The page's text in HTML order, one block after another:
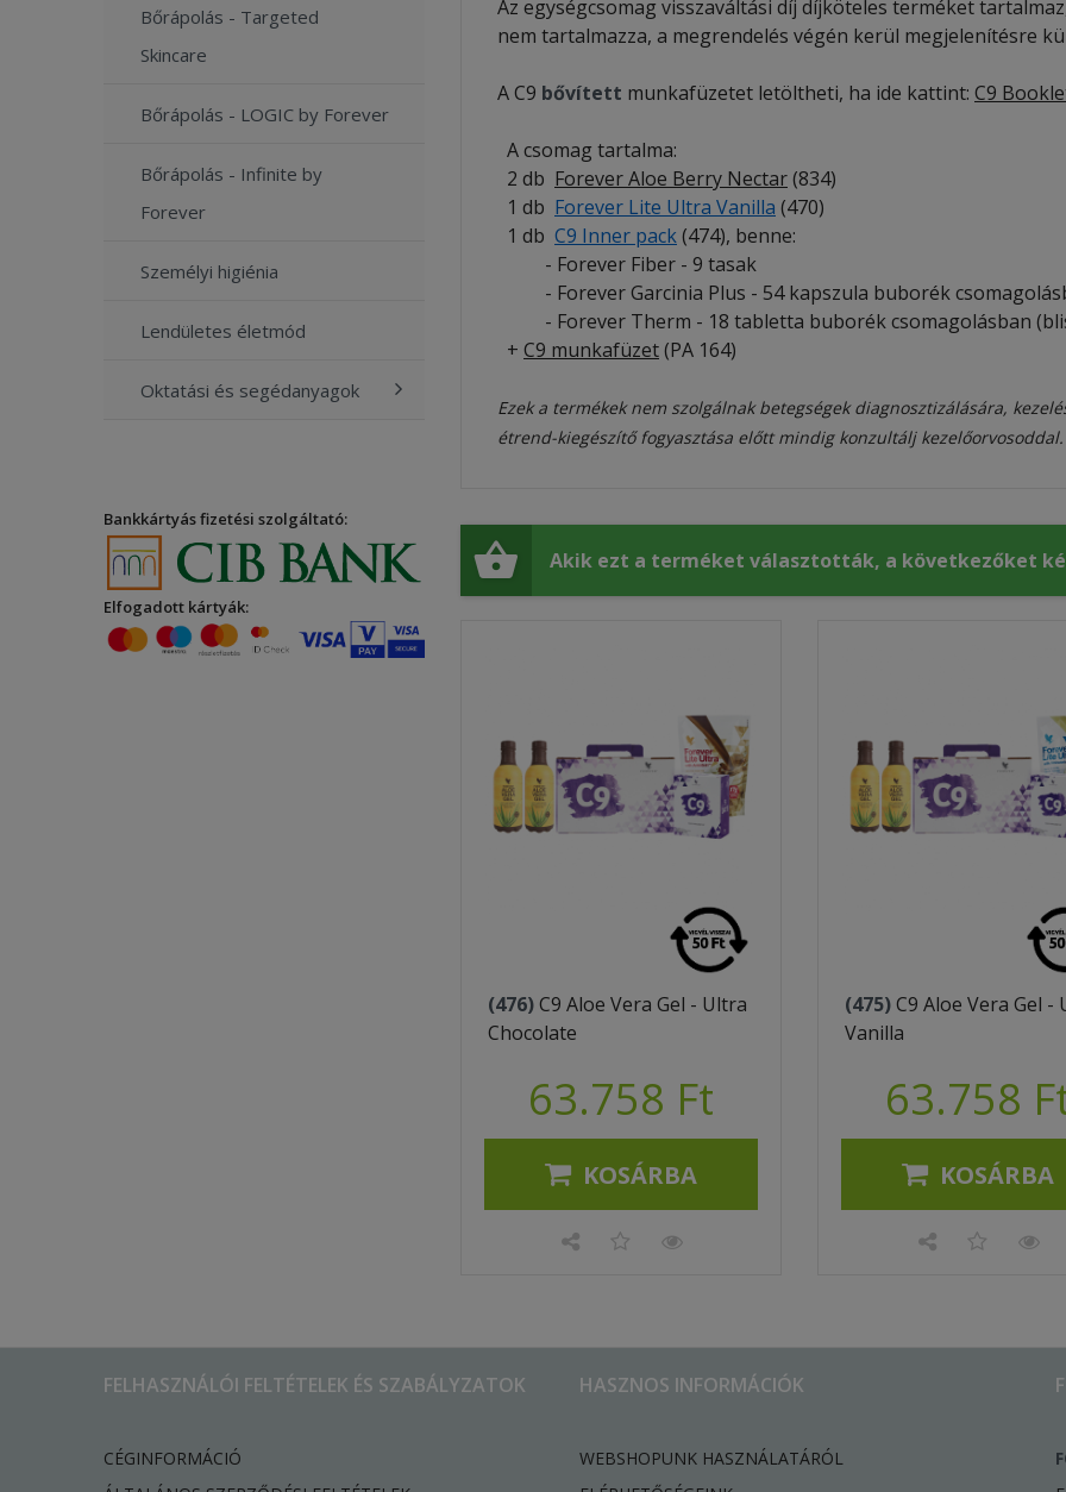
Bőrápolás - Targeted
Skincare
Bőrápolás - LOGIC by Forever
Bőrápolás - Infinite by
Forever
Személyi higiénia
Lendületes életmód
Oktatási és segédanyagok
Bankkártyás fizetési szolgáltató:
Elfogadott kártyák:
Az egységcsomag visszaváltási díj díjköteles terméket
nem tartalmazza, a megrendelés végén kerül megjelenítésre
A C9 bővített munkafüzetet letöltheti, ha ide kattint: C9
A csomag tartalma:
2 db Forever Aloe Berry Nectar(834)
1 db Forever Lite Ultra Vanilla (470)
1 db C9 Inner pack(474), benne:
- Forever Fiber - 9 tasak
- Forever Garcinia Plus - 54 kapszula buborék
- Forever Therm - 18 tabletta buborék csomagolásban
+ C9 munkafüzet(PA 164)
Ezek a termékek nem szolgálnak betegségek diagnosztizálására,
étrend-kiegészítő fogyasztása előtt mindig konzultálj kezelőorvosoddal.
Akik ezt a terméket választották, a következőket
(476)C9 Aloe Vera Gel - Ultra
Chocolate
63.758 Ft
KOSÁRBA
(475)C9 Aloe Vera Gel -
Vanilla
63.758
KOSÁRBA
FELHASZNÁLÓI FELTÉTELEK ÉS SZABÁLYZATOK
CÉGINFORMÁCIÓ
HASZNOS INFORMÁCIÓK
WEBSHOPUNK HASZNÁLATÁRÓL